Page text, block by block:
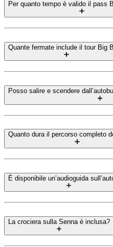
Per quanto tempo è valido il pass
Quante fermate include il tour Big
Posso salire e scendere
Quanto dura il percorso completo
È disponibile un’audioguida
La crociera sulla Senna è inclusa?